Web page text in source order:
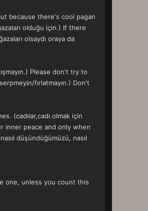
because there's cool pagan
olduğu için.) If there
olsaydı oraya da
Please don't try to
fırlatmayın.) Don't
(cadılar,cadı olmak için
inner peace and only when
düşündüğümüzü, nasıl
one, unless you count this